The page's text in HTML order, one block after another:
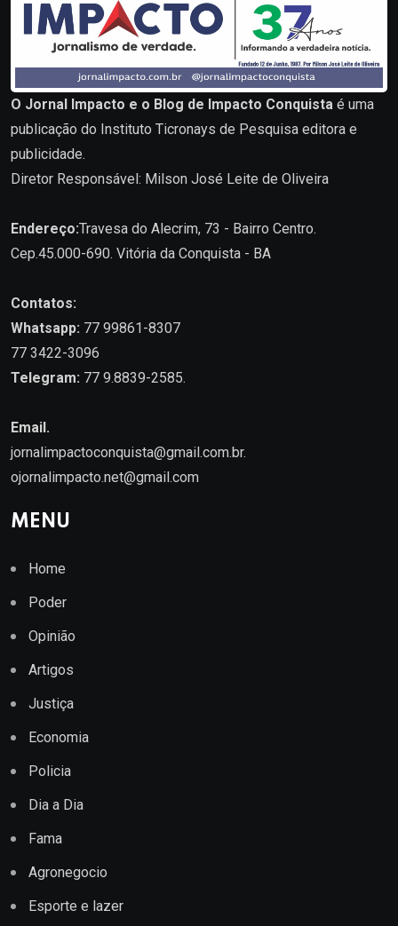
O Jornal Impacto e o Blog de Impacto Conquista é uma
publicação do Instituto Ticronays de Pesquisa editora e
publicidade.
Diretor Responsável: Milson José Leite de Oliveira
Endereço:Travesa do Alecrim, 73 - Bairro Centro.
Cep.45.000-690. Vitória da Conquista - BA
Contatos:
Whatsapp: 77 99861-8307
77 3422-3096
Telegram: 77 9.8839-2585.
Email.
jornalimpactoconquista@gmail.com.br.
ojornalimpacto.net@gmail.com
MENU
Home
Poder
Opinião
Artigos
Justiça
Economia
Policia
Dia a Dia
Fama
Agronegocio
Esporte e lazer